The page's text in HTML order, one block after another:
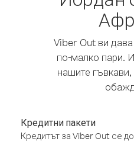
Viber Out ви
по-малко пари.
нашите
Кредитни пакети
Кредитът за Viber Out се